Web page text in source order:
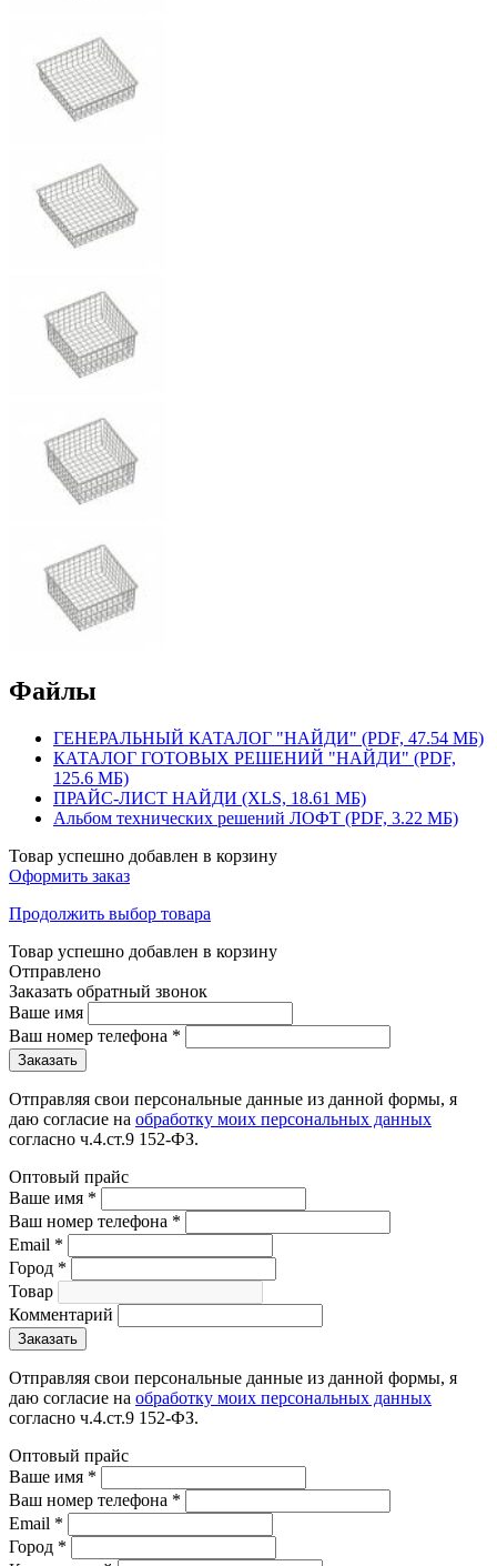
Файлы
ГЕНЕРАЛЬНЫЙ КАТАЛОГ "НАЙДИ" (PDF, 47.54 МБ)
КАТАЛОГ ГОТОВЫХ РЕШЕНИЙ "НАЙДИ" (PDF,
125.6 МБ)
ПРАЙС-ЛИСТ НАЙДИ (XLS, 18.61 МБ)
Альбом технических решений ЛОФТ (PDF, 3.22 МБ)
Товар успешно добавлен в корзину
Оформить заказ
Продолжить выбор товара
Товар успешно добавлен в корзину
Отправлено
Заказать обратный звонок
Ваше имя
Ваш номер телефона *
Отправляя свои персональные данные из данной формы, я
даю согласие на обработку моих персональных данных
согласно ч.4.ст.9 152-ФЗ.
Оптовый прайс
Ваше имя *
Ваш номер телефона *
Email *
Город *
Товар
Комментарий
Отправляя свои персональные данные из данной формы, я
даю согласие на обработку моих персональных данных
согласно ч.4.ст.9 152-ФЗ.
Оптовый прайс
Ваше имя *
Ваш номер телефона *
Email *
Город *